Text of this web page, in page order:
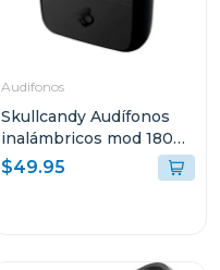
Audifonos
Skullcandy Audífonos
inalámbricos mod 180
negro s2mgw
$49.95